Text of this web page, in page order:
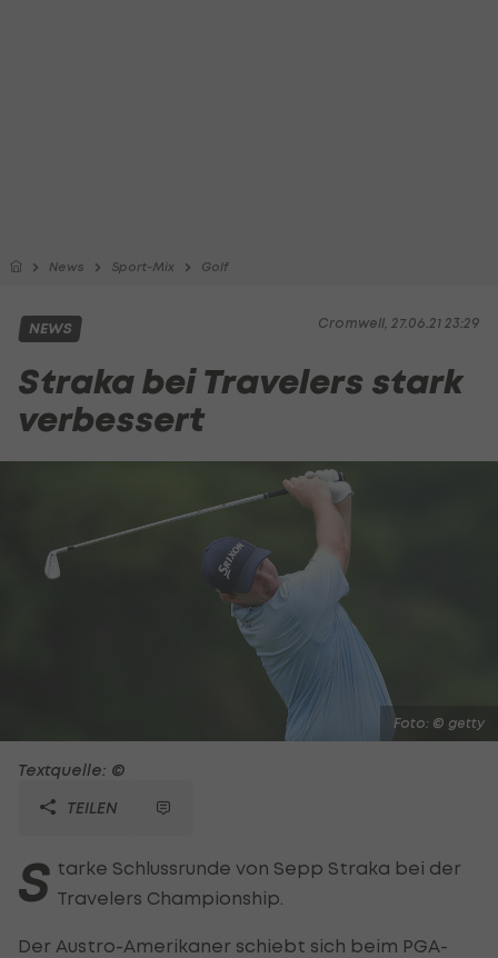
News Sport-Mix Golf
Cromwell, 27.06.21 23:29
NEWS
Straka bei Travelers stark
verbessert
Foto: © getty
Textquelle: ©
TEILEN
S tarke Schlussrunde von Sepp Straka bei der
Travelers Championship.
Der Austro-Amerikaner schiebt sich beim PGA-